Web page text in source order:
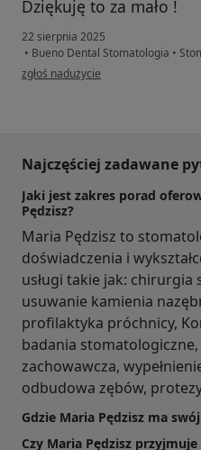
Dziękuję to za mało !
22 sierpnia 2025
• Bueno Dental Stomatologia •
w opinii użytkownika Mama
zgłoś nadużycie
Najczęściej zadawane
Jaki jest zakres porad
Pędzisz?
Maria Pędzisz to
doświadczenia i
usługi takie jak: chirurgia
usuwanie kamienia
profilaktyka próchnicy,
badania
zachowawcza,
odbudowa zębów,
Gdzie Maria Pędzisz ma
Czy Maria Pędzisz